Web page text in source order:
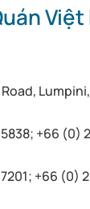
+66 (0)
+66 (0)